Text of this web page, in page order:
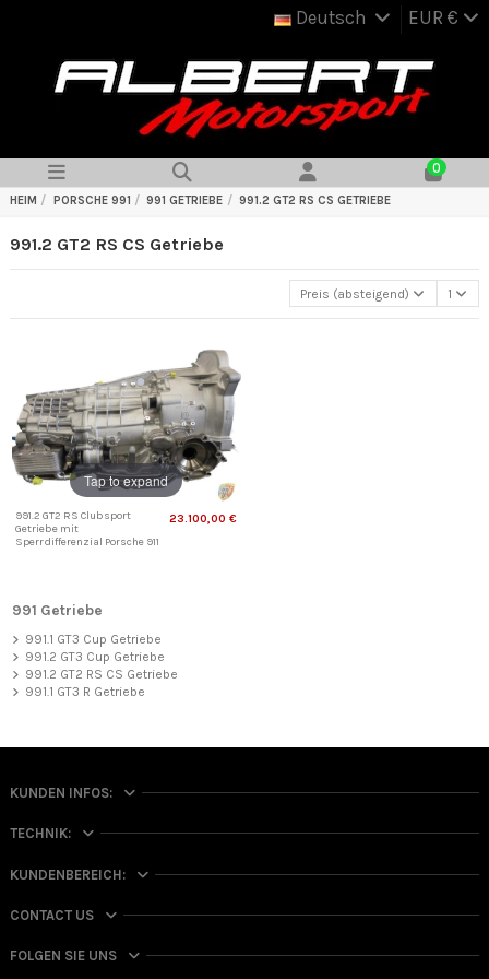
Deutsch EUR €
0
HEIM PORSCHE 991 991 GETRIEBE 991.2 GT2 RS CS GETRIEBE
991.2 GT2 RS CS Getriebe
Preis (absteigend) 1
Tap to expand
991.2 GT2 RS Clubsport
Getriebe mit
Sperrdifferenzial Porsche 911
23.100,00 €
991 Getriebe
991.1 GT3 Cup Getriebe
991.2 GT3 Cup Getriebe
991.2 GT2 RS CS Getriebe
991.1 GT3 R Getriebe
KUNDEN INFOS:
TECHNIK:
KUNDENBEREICH:
CONTACT US
FOLGEN SIE UNS